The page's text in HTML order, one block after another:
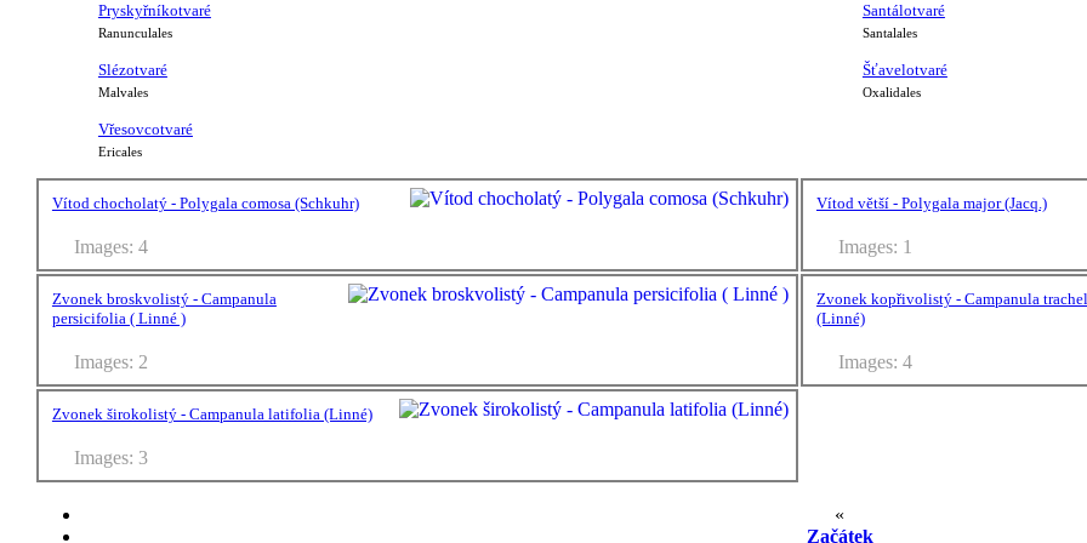
Pryskyřníkotvaré
Ranunculales
Santálotvaré
Santalales
Slézotvaré
Malvales
Šťavelotvaré
Oxalidales
Vřesovcotvaré
Ericales
Vítod chocholatý - Polygala comosa (Schkuhr)
Images: 4
Vítod větší - Polygala major (Jacq.)
Images: 1
Zvonek broskvolistý - Campanula
persicifolia ( Linné )
Images: 2
Zvonek kopřivolistý - Campanula
(Linné)
Images: 4
Zvonek širokolistý - Campanula latifolia (Linné)
Images: 3
«
Začátek